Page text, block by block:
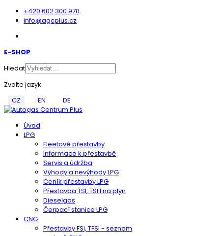
+420 602 300 970
info@agcplus.cz
E-SHOP
Hledat
Zvolte jazyk
CZ
EN DE
Úvod
LPG
Fleetové přestavby
Informace k přestavbě
Servis a údržba
Výhody a nevýhody LPG
Ceník přestavby LPG
Přestavba TSI, TSFI na plyn
Dieselgas
Čerpací stanice LPG
CNG
Přestavby FSI, TFSI - seznam